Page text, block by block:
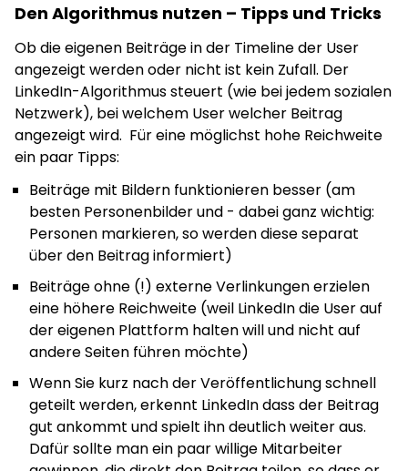
Den Algorithmus nutzen – Tipps und Tricks
Ob die eigenen Beiträge in der Timeline der User
angezeigt werden oder nicht ist kein Zufall. Der
LinkedIn-Algorithmus steuert (wie bei jedem sozialen
Netzwerk), bei welchem User welcher Beitrag
angezeigt wird. Für eine möglichst hohe Reichweite
ein paar Tipps:
Beiträge mit Bildern funktionieren besser (am
besten Personenbilder und - dabei ganz wichtig:
Personen markieren, so werden diese separat
über den Beitrag informiert)
Beiträge ohne (!) externe Verlinkungen erzielen
eine höhere Reichweite (weil LinkedIn die User auf
der eigenen Plattform halten will und nicht auf
andere Seiten führen möchte)
Wenn Sie kurz nach der Veröffentlichung schnell
geteilt werden, erkennt LinkedIn dass der Beitrag
gut ankommt und spielt ihn deutlich weiter aus.
Dafür sollte man ein paar willige Mitarbeiter